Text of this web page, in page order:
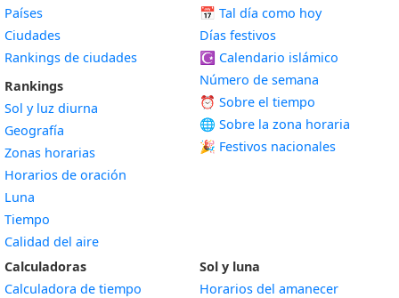
Países
Ciudades
Rankings de ciudades
Rankings
Sol y luz diurna
Geografía
Zonas horarias
Horarios de oración
Luna
Tiempo
Calidad del aire
📅 Tal día como hoy
Días festivos
☪️ Calendario islámico
Número de semana
⏰ Sobre el tiempo
🌐 Sobre la zona horaria
🎉 Festivos nacionales
Calculadoras
Calculadora de tiempo
Sol y luna
Horarios del amanecer